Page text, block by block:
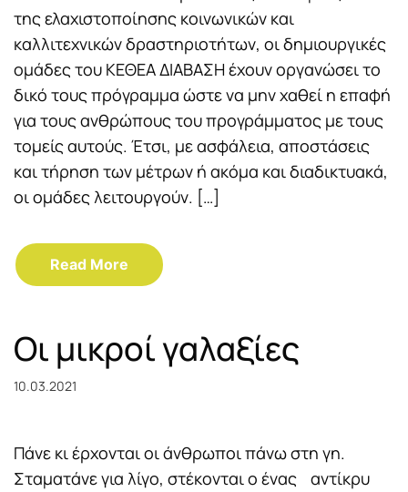
της ελαχιστοποίησης κοινωνικών και
καλλιτεχνικών δραστηριοτήτων, οι δημιουργικές
ομάδες του ΚΕΘΕΑ ΔΙΑΒΑΣΗ έχουν οργανώσει το
δικό τους πρόγραμμα ώστε να μην χαθεί η επαφή
για τους ανθρώπους του προγράμματος με τους
τομείς αυτούς. Έτσι, με ασφάλεια, αποστάσεις
και τήρηση των μέτρων ή ακόμα και διαδικτυακά,
οι ομάδες λειτουργούν. […]
Read More
Οι μικροί γαλαξίες
10.03.2021
Πάνε κι έρχονται οι άνθρωποι πάνω στη γη.
Σταματάνε για λίγο, στέκονται ο ένας αντίκρυ